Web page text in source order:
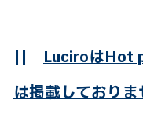
|| LuciroはHot
は掲載しており